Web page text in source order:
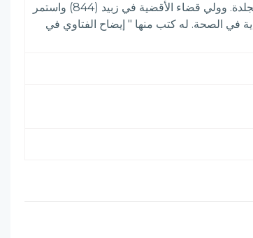
فقيه شافعي يماني من أهل زبيد مولدا ووفاة. اختص بالظاهر يحيى بن إسماعيل: صاحب اليمن. وأنشأ له مكتبة في في تعز بلغت نحو 500 مجلدة. وولي قضاء الأقضية في زبيد (844) واستمر
في الصحة. له كتب منها " إيضاح الفتاوي في